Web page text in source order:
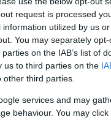
request is processed
utilized by us
You may separately
on the IAB’s list of
us to third parties on the
third parties.
services and may
behaviour. You may